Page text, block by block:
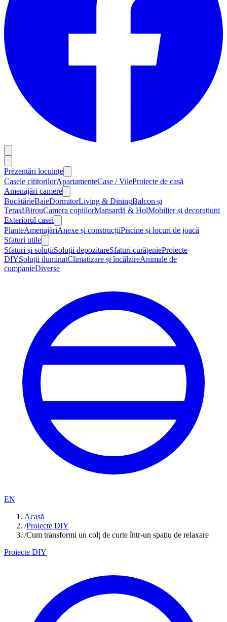
Prezentări locuințe
Casele cititorilorApartamenteCase / VileProiecte de casă
Amenajări camere
BucătărieBaieDormitorLiving & DiningBalcon și
TerasăBirouCamera copiilorMansardă & HolMobilier și decorațiuni
Exteriorul casei
PlanteAmenajăriAnexe și construcțiiPiscine și locuri de joacă
Sfaturi utile
Sfaturi și soluțiiSoluții depozitareSfaturi curățenieProiecte
DIYSoluții iluminatClimatizare și încălzireAnimale de
companieDiverse
EN
Acasă
/Proiecte DIY
/Cum transformi un colț de curte într-un spațiu de relaxare
Proiecte DIY